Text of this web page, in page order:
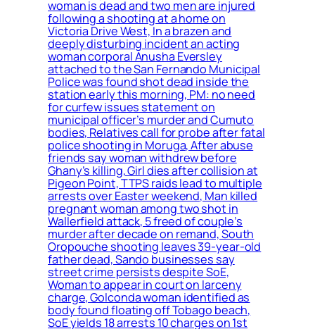
woman is dead and two men are injured
following a shooting at a home on
Victoria Drive West, In a brazen and
deeply disturbing incident an acting
woman corporal Anusha Eversley
attached to the San Fernando Municipal
Police was found shot dead inside the
station early this morning, PM: no need
for curfew issues statement on
municipal officer’s murder and Cumuto
bodies, Relatives call for probe after fatal
police shooting in Moruga, After abuse
friends say woman withdrew before
Ghany’s killing, Girl dies after collision at
Pigeon Point, TTPS raids lead to multiple
arrests over Easter weekend, Man killed
pregnant woman among two shot in
Wallerfield attack, 5 freed of couple’s
murder after decade on remand, South
Oropouche shooting leaves 39-year-old
father dead, Sando businesses say
street crime persists despite SoE,
Woman to appear in court on larceny
charge, Golconda woman identified as
body found floating off Tobago beach,
SoE yields 18 arrests 10 charges on 1st